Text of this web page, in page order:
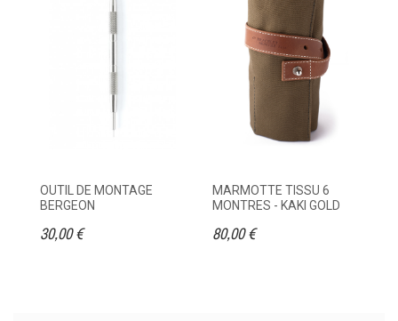
OUTIL DE MONTAGE
BERGEON
30,00 €
MARMOTTE TISSU 6
MONTRES - KAKI GOLD
80,00 €